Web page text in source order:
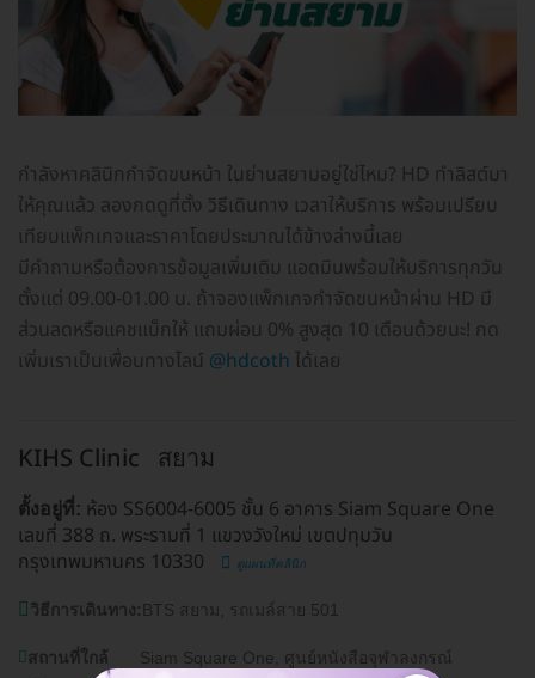
กำลังหาคลินิกกำจัดขนหน้า ในย่านสยามอยู่ใช่ไหม? HD ทำลิสต์มา
ให้คุณแล้ว ลองกดดูที่ตั้ง วิธีเดินทาง เวลาให้บริการ พร้อมเปรียบ
เทียบแพ็กเกจและราคาโดยประมาณได้ข้างล่างนี้เลย
มีคำถามหรือต้องการข้อมูลเพิ่มเติม แอดมินพร้อมให้บริการทุกวัน
ตั้งแต่ 09.00-01.00 น. ถ้าจองแพ็กเกจกำจัดขนหน้าผ่าน HD มี
ส่วนลดหรือแคชแบ็กให้ แถมผ่อน 0% สูงสุด 10 เดือนด้วยนะ! กด
เพิ่มเราเป็นเพื่อนทางไลน์ @hdcoth ได้เลย
KIHS Clinic สยาม
ตั้งอยู่ที่: ห้อง SS6004-6005 ชั้น 6 อาคาร Siam Square One
เลขที่ 388 ถ. พระรามที่ 1 แขวงวังใหม่ เขตปทุมวัน
กรุงเทพมหานคร 10330
ดูแผนที่คลินิก
วิธีการเดินทาง: BTS สยาม, รถเมล์สาย 501
สถานที่ใกล้
Siam Square One, ศูนย์หนังสือจุฬาลงกรณ์